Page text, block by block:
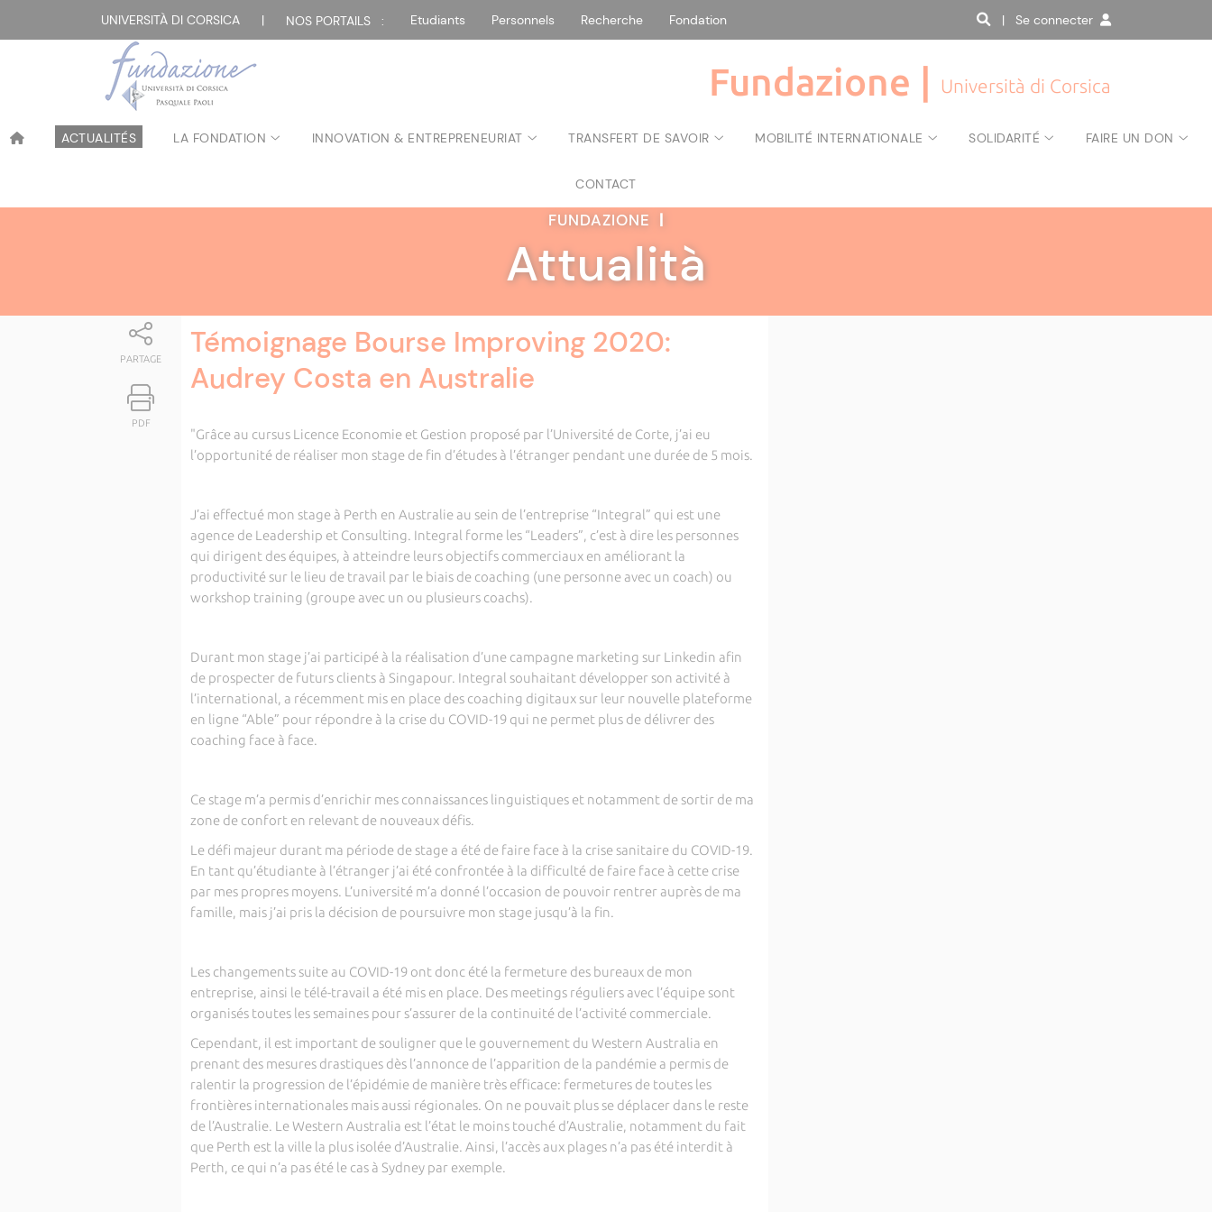
UNIVERSITÀ DI CORSICA | NOS PORTAILS : Etudiants Personnels Recherche Fondation | Se connecter
Fundazione | Università di Corsica
ACTUALITÉS LA FONDATION INNOVATION & ENTREPRENEURIAT TRANSFERT DE SAVOIR MOBILITÉ INTERNATIONALE SOLIDARITÉ FAIRE UN DON
CONTACT
FUNDAZIONE |
Attualità
PARTAGE
PDF
Témoignage Bourse Improving 2020:
Audrey Costa en Australie
"Grâce au cursus Licence Economie et Gestion proposé par l’Université de Corte, j’ai eu
l’opportunité de réaliser mon stage de fin d’études à l’étranger pendant une durée de 5 mois.
J’ai effectué mon stage à Perth en Australie au sein de l’entreprise “Integral” qui est une
agence de Leadership et Consulting. Integral forme les “Leaders”, c’est à dire les personnes
qui dirigent des équipes, à atteindre leurs objectifs commerciaux en améliorant la
productivité sur le lieu de travail par le biais de coaching (une personne avec un coach) ou
workshop training (groupe avec un ou plusieurs coachs).
Durant mon stage j’ai participé à la réalisation d’une campagne marketing sur Linkedin afin
de prospecter de futurs clients à Singapour. Integral souhaitant développer son activité à
l’international, a récemment mis en place des coaching digitaux sur leur nouvelle plateforme
en ligne “Able” pour répondre à la crise du COVID-19 qui ne permet plus de délivrer des
coaching face à face.
Ce stage m’a permis d’enrichir mes connaissances linguistiques et notamment de sortir de ma
zone de confort en relevant de nouveaux défis.
Le défi majeur durant ma période de stage a été de faire face à la crise sanitaire du COVID-19.
En tant qu’étudiante à l’étranger j’ai été confrontée à la difficulté de faire face à cette crise
par mes propres moyens. L’université m’a donné l’occasion de pouvoir rentrer auprès de ma
famille, mais j’ai pris la décision de poursuivre mon stage jusqu’à la fin.
Les changements suite au COVID-19 ont donc été la fermeture des bureaux de mon
entreprise, ainsi le télé-travail a été mis en place. Des meetings réguliers avec l’équipe sont
organisés toutes les semaines pour s’assurer de la continuité de l’activité commerciale.
Cependant, il est important de souligner que le gouvernement du Western Australia en
prenant des mesures drastiques dès l’annonce de l’apparition de la pandémie a permis de
ralentir la progression de l’épidémie de manière très efficace: fermetures de toutes les
frontières internationales mais aussi régionales. On ne pouvait plus se déplacer dans le reste
de l’Australie. Le Western Australia est l’état le moins touché d’Australie, notamment du fait
que Perth est la ville la plus isolée d’Australie. Ainsi, l’accès aux plages n’a pas été interdit à
Perth, ce qui n’a pas été le cas à Sydney par exemple.